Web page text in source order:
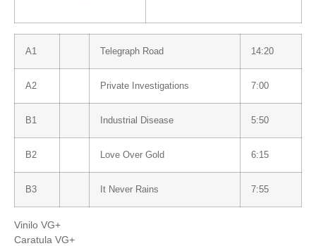
A1 Telegraph Road 14:20
A2 Private Investigations 7:00
B1 Industrial Disease 5:50
B2 Love Over Gold 6:15
B3 It Never Rains 7:55
Vinilo VG+
Caratula VG+